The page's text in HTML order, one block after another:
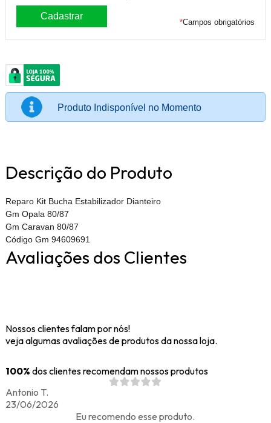
*Campos obrigatórios
Produto Indisponível no Momento
Descrição do Produto
Reparo Kit Bucha Estabilizador Dianteiro
Gm Opala 80/87
Gm Caravan 80/87
Código Gm 94609691
Avaliações dos Clientes
Nossos clientes falam por nós!
veja algumas avaliações de produtos da nossa loja.
100% dos clientes recomendam nossos produtos
Antonio T.
23/06/2026
Eu recomendo esse produto.